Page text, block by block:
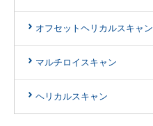
オフセットヘリカルスキャン
マルチロイスキャン
ヘリカルスキャン